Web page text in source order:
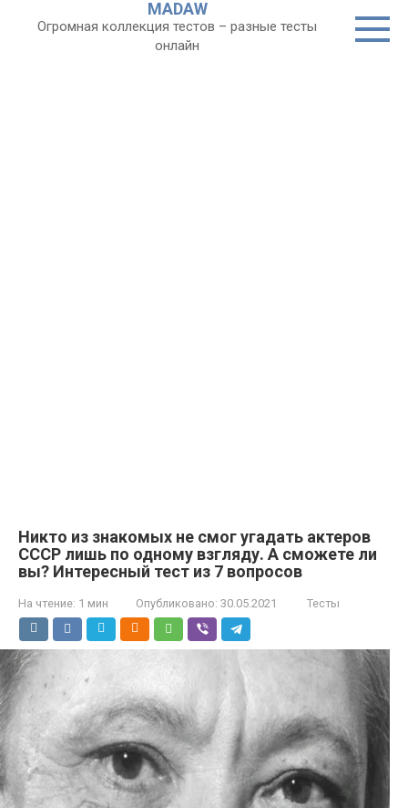
MADAW
Огромная коллекция тестов – разные тесты
онлайн
Никто из знакомых не смог угадать актеров
СССР лишь по одному взгляду. А сможете ли
вы? Интересный тест из 7 вопросов
На чтение: 1 мин Опубликовано: 30.05.2021 Тесты